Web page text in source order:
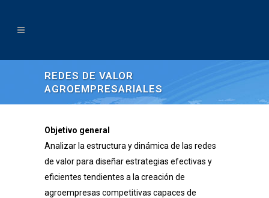
REDES DE VALOR
AGROEMPRESARIALES
Objetivo general
Analizar la estructura y dinámica de las redes
de valor para diseñar estrategias efectivas y
eficientes tendientes a la creación de
agroempresas competitivas capaces de